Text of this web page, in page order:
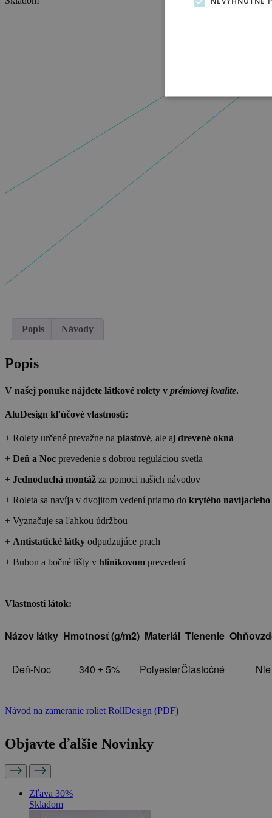
Popis Návody
Popis
V našej ponuke nájdete látkové rolety v prémiovej kvalite.
AluDesign kľúčové vlastnosti:
+ Rolety určené prevažne na plastové, ale aj drevené okná
+ Deň a Noc prevedenie s dobrou reguláciou svetla
+ Jednoduchá montáž za pomoci našich návodov
+ Roleta sa navíja v dvojitom vedení priamo do krytého
+ Vyznačuje sa ľahkou údržbou
+ Antistatické látky odpudzujúce prach
+ Bubon a bočné lišty v hliníkovom prevedení
Vlastnosti látok:
Názov látky Hmotnosť (g/m2) Materiál Tienenie
Deň-Noc 340 ± 5% PolyesterČiastočné Nie
Návod na zameranie roliet RollDesign (PDF)
Objavte ďalšie Novinky
Zľava 30%
Skladom